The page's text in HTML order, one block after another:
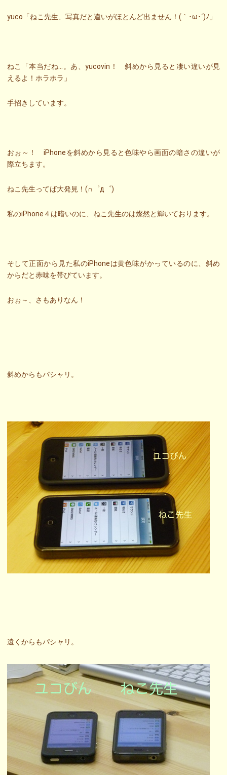
yuco「ねこ先生、写真だと違いがほとんど出ません！(｀･ω･´)ﾉ」
ねこ「本当だね…。あ、yucovin！ 斜めから見ると凄い違いが見
えるよ！ホラホラ」
手招きしています。
おぉ～！ iPhoneを斜めから見ると色味やら画面の暗さの違いが
際立ちます。
ねこ先生ってば大発見！(∩゜д゜)
私のiPhone４は暗いのに、ねこ先生のは燦然と輝いております。
そして正面から見た私のiPhoneは黄色味がかっているのに、斜め
からだと赤味を帯びています。
おぉ～、さもありなん！
斜めからもパシャリ。
遠くからもパシャリ。